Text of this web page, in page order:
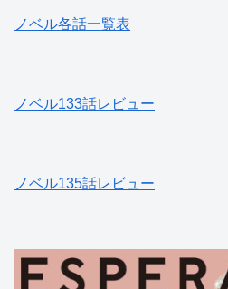
ノベル各話一覧表
ノベル133話レビュー
ノベル135話レビュー